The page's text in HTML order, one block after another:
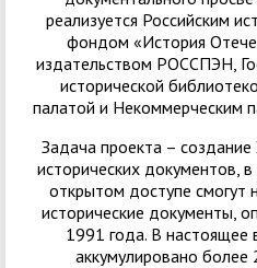
реализуется Российским
фондом «История
издательством РОССПЭН,
исторической
палатой и Некоммерческим
Задача проекта –
исторических документов,
открытом доступе смогут
исторические документы,
1991 года. В
аккумулировано